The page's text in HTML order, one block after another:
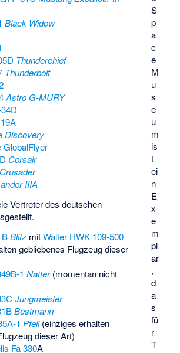
S
p
a
c
e
M
u
s
e
u
m
is
t
ei
n
E
x
e
m
pl
ar
,
d
a
s
fü
r
T
Black Widow
Thunderchief
Thunderbolt
Astro G-MURY
Discovery
GlobalFlyer
Corsair
Crusader
IIIA
Vertreter des deutschen
BlitzmitWalter HWK 109-500
gebliebenes Flugzeug dieser
1 Natter(momentan nicht
Jungmeister
Bestmann
1 Pfeil(einziges erhalten
dieser Art)
Fa 330A